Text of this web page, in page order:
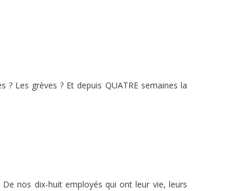
? Les grèves ? Et depuis QUATRE semaines la
nos dix-huit employés qui ont leur vie, leurs